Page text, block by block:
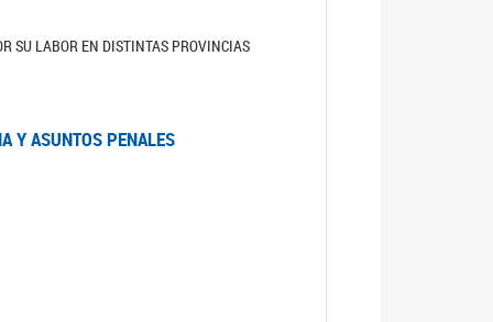
SU LABOR EN DISTINTAS PROVINCIAS
Y ASUNTOS PENALES